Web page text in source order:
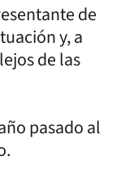
de
y, a
de las
pasado al